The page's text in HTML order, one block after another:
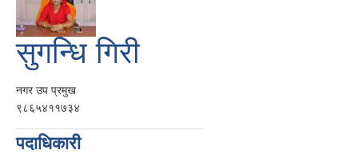
सुगन्धि गिरी
नगर उप प्रमुख
९८६५४११७३४
पदाधिकारी